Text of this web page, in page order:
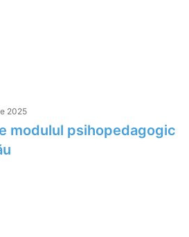
2025
modulul psihopedagogic